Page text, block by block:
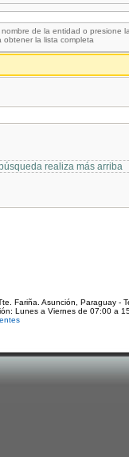
de la entidad o presione
obtener la lista completa
realiza más arriba
Fariña. Asunción, Paraguay -
Lunes a Viernes de 07:00 a